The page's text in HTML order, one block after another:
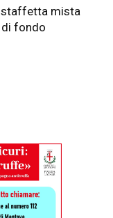
staffetta mista
di fondo